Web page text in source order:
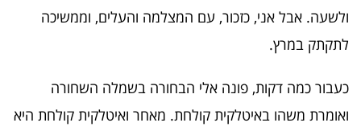
ולשעה. אבל אני, כזכור, עם המצלמה והעלים, וממשיכה
לתקתק במרץ.
כעבור כמה דקות, פונה אלי הבחורה בשמלה השחורה
ואומרת משהו באיטלקית קולחת. מאחר ואיטלקית קולחת היא